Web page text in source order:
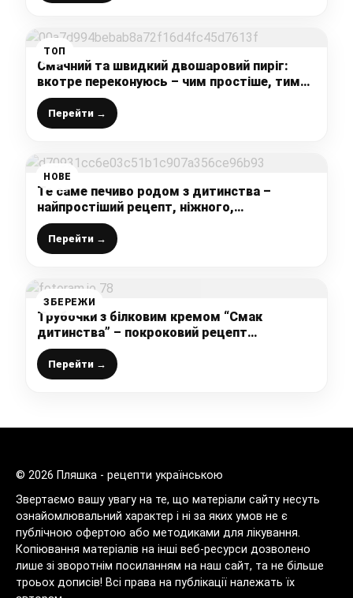
ТОП
Смачний та швидкий двошаровий пиріг:
вкотре переконуюсь – чим простіше, тим
смачніше
Перейти →
НОВЕ
Те саме печиво родом з дитинства –
найпростіший рецепт, ніжного,
розсипчастого і дуже смачного
домашнього печива до чаю
Перейти →
ЗБЕРЕЖИ
Трубочки з білковим кремом “Смак
дитинства” – покроковий рецепт
приготування
Перейти →
© 2026 Пляшка - рецепти українською
Звертаємо вашу увагу на те, що матеріали сайту несуть
ознайомлювальний характер і ні за яких умов не є
публічною офертою або методиками для лікування.
Копіювання матеріалів на інші веб-ресурси дозволено
лише зі зворотнім посиланням на наш сайт, та не більше
троьох дописів! Всі права на публікації належать їх